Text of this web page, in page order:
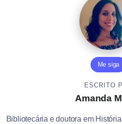
Me siga
ESCRITO
Amanda
Bibliotecária e doutora em